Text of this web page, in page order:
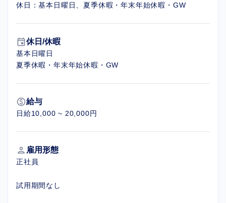
休日：基本日曜日、夏季休暇・年末年始休暇・GW
event休日/休暇
基本日曜日
夏季休暇・年末年始休暇・GW
paid給与
日給10,000 ~ 20,000円
person 雇用形態
正社員
試用期間なし